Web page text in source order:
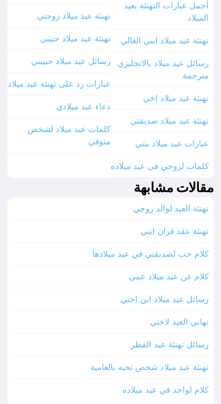
أجمل عبارات التهنئة بعيد
الميلاد
تهنئة عيد ميلاد ابني الغالي
رسائل عيد ميلاد بالانجليزي
مترجمة
تهنئة عيد ميلاد اخي
تهنئة عيد ميلاد صديقتي
عبارات عيد ميلاد بنتي
كلمات لزوجي في عيد ميلاده
تهنئة عيد ميلاد زوجتي
تهنئة عيد ميلاد حبيبي
رسائل عيد ميلاد حبيبتي
عبارات رد على تهنئة عيد ميلاد
دعاء عيد ميلادي
كلمات عيد ميلاد لشخص
متوفي
مقالات مشابهة
تهنئة العيد لوالد زوجي
تهنئة عقد قران ابني
كلام حب لصديقتي في عيد ميلادها
كلام عن عيد ميلاد عمي
رسائل عيد ميلاد ابن اختي
تهاني العيد لاختي
رسائل تهنئة عيد الفطر
تهنئة عيد ميلاد شخص تحبه بالعامية
كلام لواحد في عيد ميلاده